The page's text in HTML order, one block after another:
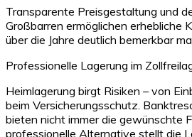
Transparente Preisgestaltung und
Großbarren ermöglichen erhebliche
über die Jahre deutlich bemerkbar
Professionelle Lagerung im
Heimlagerung birgt Risiken – von
beim Versicherungsschutz.
bieten nicht immer die gewünschte
professionelle Alternative stellt die